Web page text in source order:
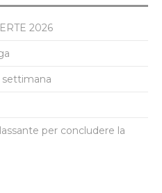
2026
per concludere la